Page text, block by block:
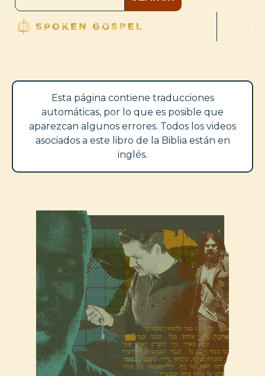
Esta página contiene traducciones
automáticas, por lo que es posible que
aparezcan algunos errores. Todos los videos
asociados a este libro de la Biblia están en
inglés.